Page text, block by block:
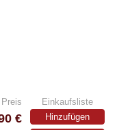
premium)
Preis Einkaufsliste
€ Hinzufügen